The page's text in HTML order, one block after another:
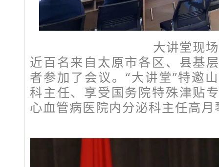
大讲堂现场
近百名来自太原市各区、县基
者参加了会议。“大讲堂”特邀
科主任、享受国务院特殊津贴
心血管病医院内分泌科主任高月